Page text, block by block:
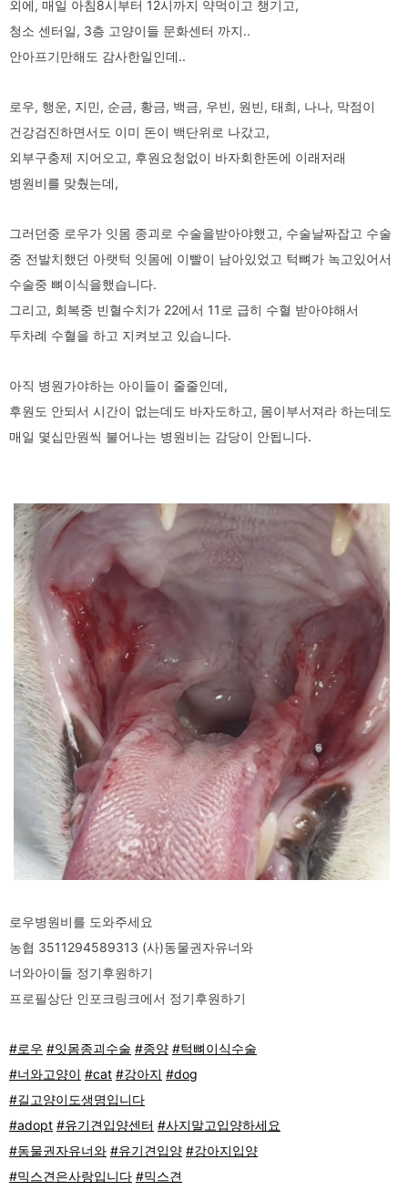
외에, 매일 아침8시부터 12시까지 약먹이고 챙기고,
청소 센터일, 3층 고양이들 문화센터 까지..
안아프기만해도 감사한일인데..
로우, 행운, 지민, 순금, 황금, 백금, 우빈, 원빈, 태희, 나나, 막점이
건강검진하면서도 이미 돈이 백단위로 나갔고,
외부구충제 지어오고, 후원요청없이 바자회한돈에 이래저래
병원비를 맞췄는데,
그러던중 로우가 잇몸 종괴로 수술을받아야했고, 수술날짜잡고 수술
중 전발치했던 아랫턱 잇몸에 이빨이 남아있었고 턱뼈가 녹고있어서
수술중 뼈이식을했습니다.
그리고, 회복중 빈혈수치가 22에서 11로 급히 수혈 받아야해서
두차례 수혈을 하고 지켜보고 있습니다.
아직 병원가야하는 아이들이 줄줄인데,
후원도 안되서 시간이 없는데도 바자도하고, 몸이부서져라 하는데도
매일 몇십만원씩 불어나는 병원비는 감당이 안됩니다.
로우병원비를 도와주세요
농협 3511294589313 (사)동물권자유너와
너와아이들 정기후원하기
프로필상단 인포크링크에서 정기후원하기
#로우 #잇몸종괴수술 #종양 #턱뼈이식수술
#너와고양이 #cat #강아지 #dog
#길고양이도생명입니다
#adopt #유기견입양센터 #사지말고입양하세요
#동물권자유너와 #유기견입양 #강아지입양
#믹스견은사랑입니다 #믹스견